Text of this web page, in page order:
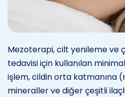
Mezoterapi, cilt yenileme ve
tedavisi için kullanılan
işlem, cildin orta katmanına
mineraller ve diğer çeşitli